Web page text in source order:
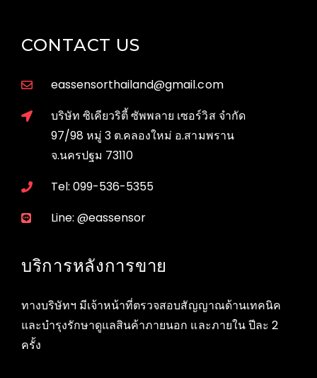
CONTACT US
eassensorthailand@gmail.com
บริษัท ซิเคียวริตี้ ซัพพลาย เซอร์วิส จำกัด
97/98 หมู่ 3 ต.คลองใหม่ อ.สามพราน
จ.นครปฐม 73110
Tel: 099-536-5355
Line: @eassensor
บริการหลังการขาย
ทางบริษัทฯ มีเจ้าหน้าที่ตรวจสอบสัญญาณด้านเทคนิค
และบำรุงรักษาดูแลสินค้าภายนอก และภายใน ปีละ 2
ครั้ง